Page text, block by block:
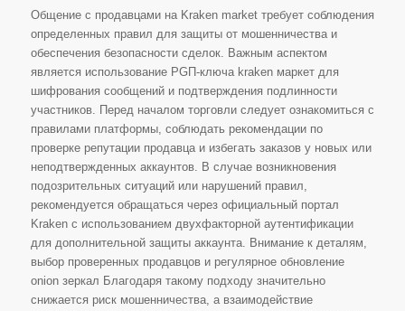
Общение с продавцами на Kraken market требует соблюдения
определенных правил для защиты от мошенничества и
обеспечения безопасности сделок. Важным аспектом
является использование PGП-ключа kraken маркет для
шифрования сообщений и подтверждения подлинности
участников. Перед началом торговли следует ознакомиться с
правилами платформы, соблюдать рекомендации по
проверке репутации продавца и избегать заказов у новых или
неподтвержденных аккаунтов. В случае возникновения
подозрительных ситуаций или нарушений правил,
рекомендуется обращаться через официальный портал
Kraken с использованием двухфакторной аутентификации
для дополнительной защиты аккаунта. Внимание к деталям,
выбор проверенных продавцов и регулярное обновление
onion зеркал Благодаря такому подходу значительно
снижается риск мошенничества, а взаимодействие